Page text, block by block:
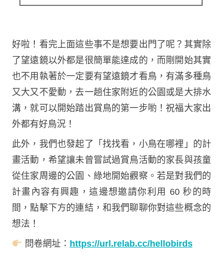
好啦！看完上面這些事不是想要出門了呢？其實除
了望遠鏡以外都是很簡單能達成的，而剛開始其實
也不用執著於一定要有望遠鏡才看鳥，有滿多種鳥
又大又不愛動，去一趟住家附近的公園或是大排水
溝，就可以開始踏出賞鳥的第一步喲！祝福大家出
外都有好鳥況！
此外，我們也發起了「找找看，小鳥在哪裡」的計
畫活動，希望讓未曾嘗試過賞鳥活動的家長與孩童
從住家周邊的公園、綠地開始觀察。若是對我們的
計畫內容有興趣，這邊想邀請你利用 60 秒的時
間，點擊下方的連結，和我們聊聊你對這些概念的
想法！
問卷網址： https://url.relab.cc/hellobirds